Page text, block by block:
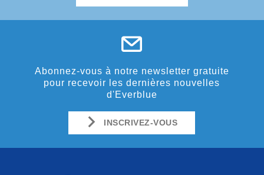
Abonnez-vous à notre newsletter gratuite
pour recevoir les dernières nouvelles
d'Everblue
INSCRIVEZ-VOUS